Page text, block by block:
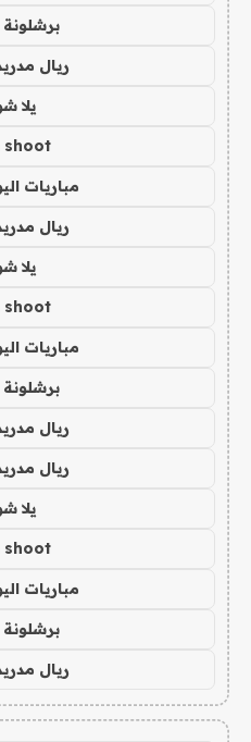
ريال
يلا
shoot
مباريات
ريال
يلا
shoot
مباريات
ريال
ريال
يلا
shoot
مباريات
ريال